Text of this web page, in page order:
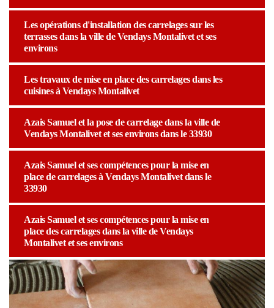
Les opérations d'installation des carrelages sur les
terrasses dans la ville de Vendays Montalivet et ses
environs
Les travaux de mise en place des carrelages dans les
cuisines à Vendays Montalivet
Azais Samuel et la pose de carrelage dans la ville de
Vendays Montalivet et ses environs dans le 33930
Azais Samuel et ses compétences pour la mise en
place de carrelages à Vendays Montalivet dans le
33930
Azais Samuel et ses compétences pour la mise en
place des carrelages dans la ville de Vendays
Montalivet et ses environs